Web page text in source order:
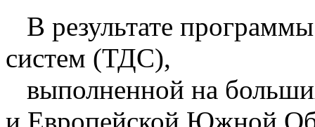
В результате
систем (ТДС),
выполненной на